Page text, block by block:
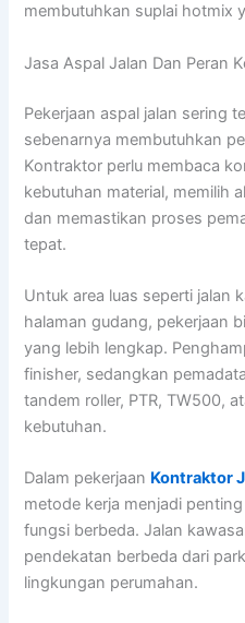
membutuhkan suplai hotmix
Jasa Aspal Jalan Dan Peran
Pekerjaan aspal jalan sering
sebenarnya membutuhkan
Kontraktor perlu membaca
kebutuhan material, memilih
dan memastikan proses
tepat.
Untuk area luas seperti jalan
halaman gudang, pekerjaan
yang lebih lengkap.
finisher, sedangkan
tandem roller, PTR, TW500,
kebutuhan.
Dalam pekerjaan Kontraktor
metode kerja menjadi
fungsi berbeda. Jalan
pendekatan berbeda dari
lingkungan perumahan.